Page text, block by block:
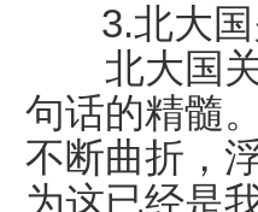
3.北大国
北大国关
句话的精髓
不断曲折，
为这已经是